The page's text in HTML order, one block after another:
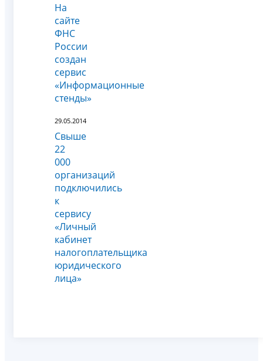
На
сайте
ФНС
России
создан
сервис
«Информационные
стенды»
29.05.2014
Свыше
22
000
организаций
подключились
к
сервису
«Личный
кабинет
налогоплательщика
юридического
лица»